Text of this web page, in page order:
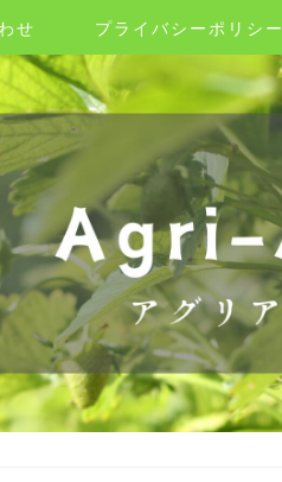
せ プライバシーポリシー